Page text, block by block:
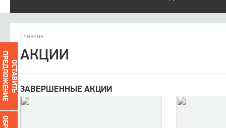
Главная
АКЦИИ
ЗАВЕРШЕННЫЕ АКЦИИ
ОСТАВИТЬ
ПРЕДЛОЖЕНИЕ